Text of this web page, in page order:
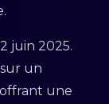
juin 2025.
un
une